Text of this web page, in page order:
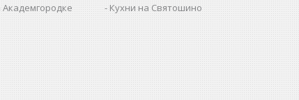
Кухни на Святошино